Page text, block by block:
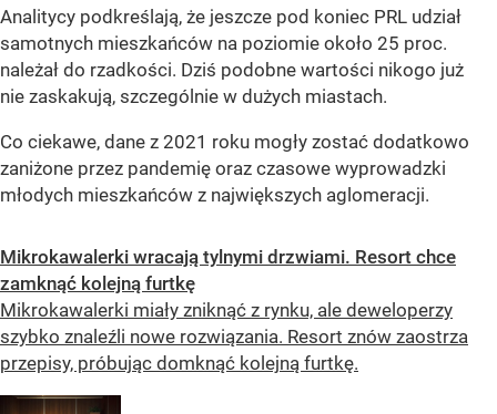
Analitycy podkreślają, że jeszcze pod koniec PRL udział
samotnych mieszkańców na poziomie około 25 proc.
należał do rzadkości. Dziś podobne wartości nikogo już
nie zaskakują, szczególnie w dużych miastach.
Co ciekawe, dane z 2021 roku mogły zostać dodatkowo
zaniżone przez pandemię oraz czasowe wyprowadzki
młodych mieszkańców z największych aglomeracji.
Mikrokawalerki wracają tylnymi drzwiami. Resort chce
zamknąć kolejną furtkę
Mikrokawalerki miały zniknąć z rynku, ale deweloperzy
szybko znaleźli nowe rozwiązania. Resort znów zaostrza
przepisy, próbując domknąć kolejną furtkę.